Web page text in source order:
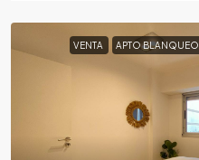
VENTA APTO BLANQUEO